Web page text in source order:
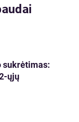
sukrėtimas:
ųjų